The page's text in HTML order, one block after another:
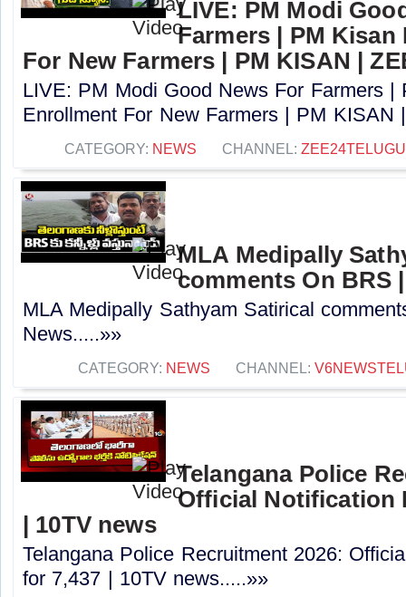
LIVE: PM Modi
Farmers | PM
For New Farmers | PM KISAN |
LIVE: PM Modi Good News For Farmers |
Enrollment For New Farmers | PM KISAN
CATEGORY: NEWS CHANNEL:
MLA Medipally
comments On BRS
MLA Medipally Sathyam Satirical
News.....»»
CATEGORY: NEWS CHANNEL:
Telangana Police
Official Notification
| 10TV news
Telangana Police Recruitment 2026:
for 7,437 | 10TV news.....»»